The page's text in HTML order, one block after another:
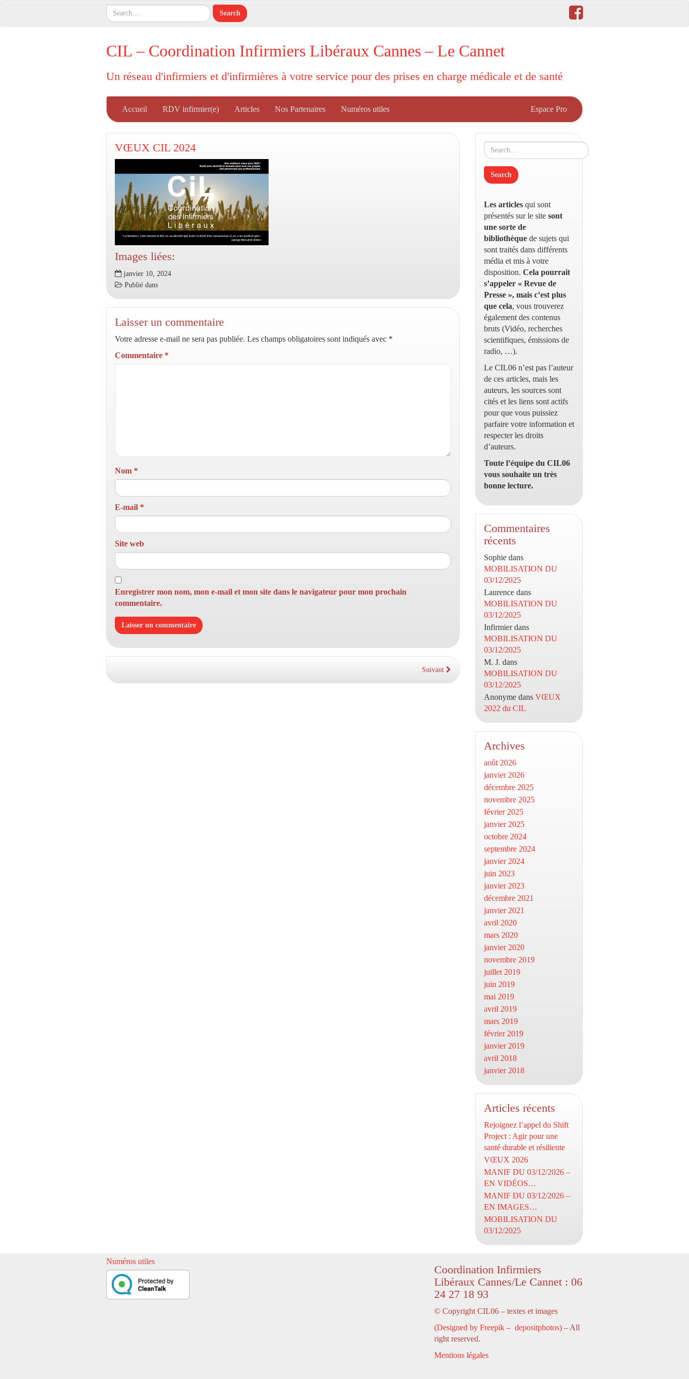
CIL – Coordination Infirmiers Libéraux Cannes – Le Cannet
Un réseau d'infirmiers et d'infirmières à votre service pour des prises en charge médicale et de santé
Accueil RDV infirmier(e) Articles Nos Partenaires Numéros utiles Espace Pro
VŒUX CIL 2024
Images liées:
janvier 10, 2024
Publié dans
Laisser un commentaire
Votre adresse e-mail ne sera pas publiée. Les champs obligatoires sont indiqués avec *
Commentaire *
Nom *
E-mail *
Site web
Enregistrer mon nom, mon e-mail et mon site dans le navigateur pour mon prochain
commentaire.
Suivant
Les articles qui sont
présentés sur le site sont
une sorte de
bibliothèque de sujets qui
sont traités dans différents
média et mis à votre
disposition. Cela pourrait
s’appeler « Revue de
Presse », mais c’est plus
que cela, vous trouverez
également des contenus
bruts (Vidéo, recherches
scientifiques, émissions de
radio, …).
Le CIL06 n’est pas l’auteur
de ces articles, mais les
auteurs, les sources sont
cités et les liens sont actifs
pour que vous puissiez
parfaire votre information et
respecter les droits
d’auteurs.
Toute l’équipe du CIL06
vous souhaite un très
bonne lecture.
Commentaires
récents
Sophie dans
MOBILISATION DU
03/12/2025
Laurence dans
MOBILISATION DU
03/12/2025
Infirmierdans
MOBILISATION DU
03/12/2025
M. J. dans
MOBILISATION DU
03/12/2025
Anonyme dans VŒUX
2022 du CIL
Archives
août 2026
janvier 2026
décembre 2025
novembre 2025
février 2025
janvier 2025
octobre 2024
septembre 2024
janvier 2024
juin 2023
janvier 2023
décembre 2021
janvier 2021
avril 2020
mars 2020
janvier 2020
novembre 2019
juillet 2019
juin 2019
mai 2019
avril 2019
mars 2019
février 2019
janvier 2019
avril 2018
janvier 2018
Articles récents
Rejoignez l’appel du Shift
Project : Agir pour une
santé durable et résiliente
VŒUX 2026
MANIF DU 03/12/2026 –
EN VIDÉOS…
MANIF DU 03/12/2026 –
EN IMAGES…
MOBILISATION DU
03/12/2025
Numéros utiles
Coordination Infirmiers
Libéraux Cannes/Le Cannet : 06
24 27 18 93
© Copyright CIL06 – textes et images
(Designed by Freepik– depositphotos) – All
right reserved.
Mentions légales